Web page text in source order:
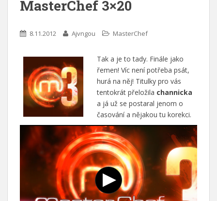
MasterChef 3×20
8.11.2012 Ajvngou MasterChef
Tak a je to tady. Finále jako
řemen! Víc není potřeba psát,
hurá na něj! Titulky pro vás
tentokrát přeložila channicka
a já už se postaral jenom o
časování a nějakou tu korekci.